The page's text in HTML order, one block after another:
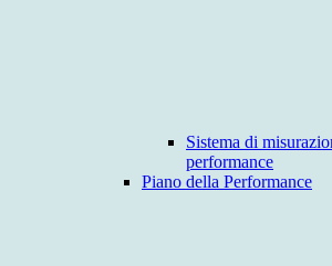
Sistema di
performance
Piano della Performance